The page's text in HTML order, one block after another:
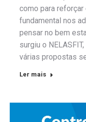
como para
fundamental nos
pensar no bem
surgiu o
várias propostas
Ler mais